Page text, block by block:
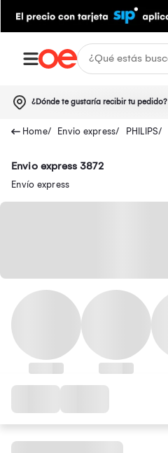
¿Dónde te gustaría recibir tu pedido?
Envio express PHILIPS
Envio express 3872
Envío express